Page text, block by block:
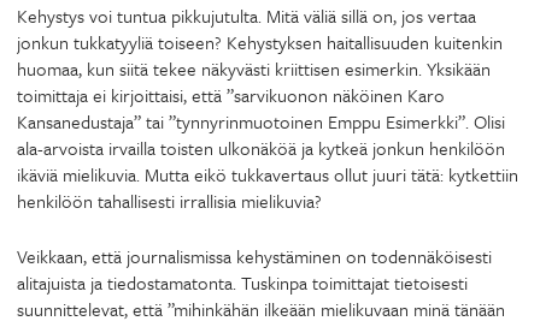
Kehystys voi tuntua pikkujutulta. Mitä väliä sillä on, jos vertaa
jonkun tukkatyyliä toiseen? Kehystyksen haitallisuuden kuitenkin
huomaa, kun siitä tekee näkyvästi kriittisen esimerkin. Yksikään
toimittaja ei kirjoittaisi, että ”sarvikuonon näköinen Karo
Kansanedustaja” tai ”tynnyrinmuotoinen Emppu Esimerkki”. Olisi
ala-arvoista irvailla toisten ulkonäköä ja kytkeä jonkun henkilöön
ikäviä mielikuvia. Mutta eikö tukkavertaus ollut juuri tätä: kytkettiin
henkilöön tahallisesti irrallisia mielikuvia?
Veikkaan, että journalismissa kehystäminen on todennäköisesti
alitajuista ja tiedostamatonta. Tuskinpa toimittajat tietoisesti
suunnittelevat, että ”mihinkähän ilkeään mielikuvaan minä tänään